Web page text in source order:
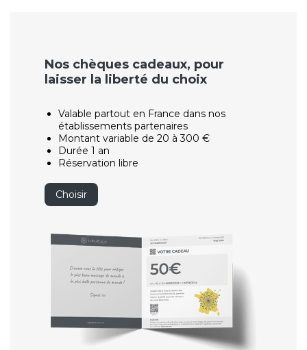
Nos chèques cadeaux, pour
laisser la liberté du choix
Valable partout en France dans nos
établissements partenaires
Montant variable de 20 à 300 €
Durée 1 an
Réservation libre
Choisir